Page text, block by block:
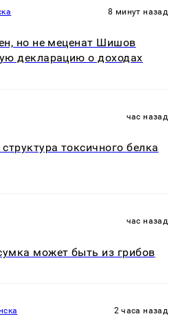
8 минут назад
но не меценат Шишов
декларацию о доходах
час назад
токсичного белка
час назад
может быть из грибов
2 часа назад